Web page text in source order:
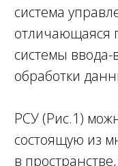
система
отличающаяся
системы
обработки
РСУ (Рис.1)
состоящую из
в